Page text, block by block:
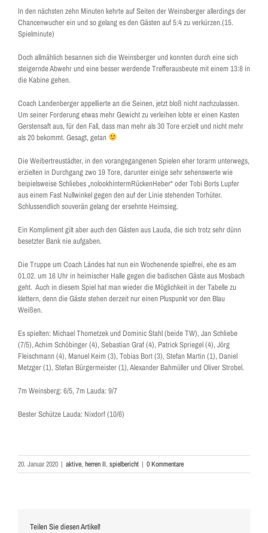
In den nächsten zehn Minuten kehrte auf Seiten der Weinsberger allerdings der
Chancenwucher ein und so gelang es den Gästen auf 5:4 zu verkürzen.(15.
Spielminute)
Doch allmählich besannen sich die Weinsberger und konnten durch eine sich
steigernde Abwehr und eine besser werdende Trefferausbeute mit einem 13:8 ín
die Kabine gehen.
Coach Landenberger appellierte an die Seinen, jetzt bloß nicht nachzulassen.
Um seiner Forderung etwas mehr Gewicht zu verleihen lobte er einen Kasten
Gerstensaft aus, für den Fall, dass man mehr als 30 Tore erzielt und nicht mehr
als 20 bekommt. Gesagt, getan
Die Weibertreustädter, in den vorangegangenen Spielen eher torarm unterwegs,
erzielten in Durchgang zwo 19 Tore, darunter einige sehr sehenswerte wie
beipielsweise Schliebes „nolookhintermRückenHeber“ oder Tobi Borts Lupfer
aus einem Fast Nullwinkel gegen den auf der Linie stehenden Torhüter.
Schlussendlich souverän gelang der ersehnte Heimsieg.
Ein Kompliment gilt aber auch den Gästen aus Lauda, die sich trotz sehr dünn
besetzter Bank nie aufgaben.
Die Truppe um Coach Ländes hat nun ein Wochenende spielfrei, ehe es am
01.02. um 16 Uhr in heimischer Halle gegen die badischen Gäste aus Mosbach
geht. Auch in diesem Spiel hat man wieder die Möglichkeit in der Tabelle zu
klettern, denn die Gäste stehen derzeit nur einen Pluspunkt vor den Blau
Weißen.
Es spielten: Michael Thometzek und Dominic Stahl (beide TW), Jan Schliebe
(7/5), Achim Schöbinger (4), Sebastian Graf (4), Patrick Spriegel (4), Jörg
Fleischmann (4), Manuel Keim (3), Tobias Bort (3), Stefan Martin (1), Daniel
Metzger (1), Stefan Bürgermeister (1), Alexander Bahmüller und Oliver Strobel.
7m Weinsberg: 6/5, 7m Lauda: 9/7
Bester Schütze Lauda: Nixdorf (10/6)
20. Januar 2020 | aktive, herren II, spielbericht | 0 Kommentare
Teilen Sie diesen Artikel!